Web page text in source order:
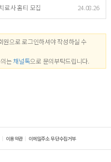
료사 홈티 모집 24.08.26
원으로 로그인하셔야 작성하실 수
는 채널톡으로 문의부탁드립니다.
이용약관 이메일주소 무단수집거부